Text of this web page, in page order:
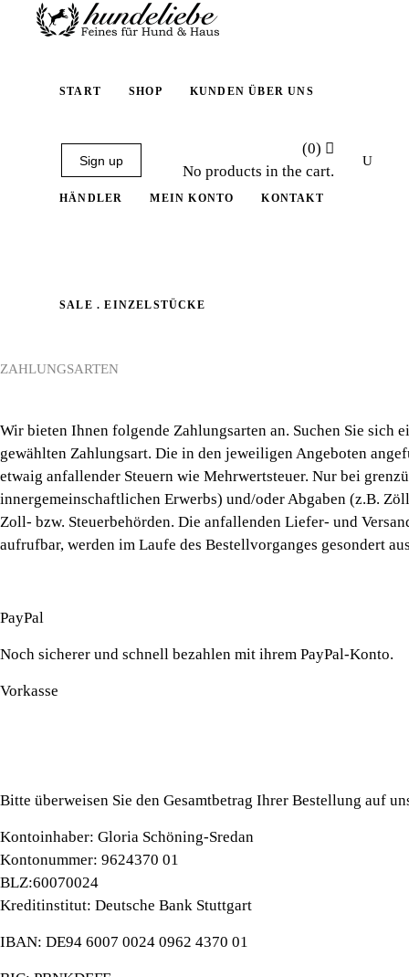
START SHOP KUNDEN ÜBER UNS
HÄNDLER MEIN KONTO KONTAKT
SALE . EINZELSTÜCKE
Sign up
(0)
No products in the cart.
ZAHLUNGSARTEN
Wir bieten Ihnen folgende Zahlungsarten an. Suchen Sie sich
gewählten Zahlungsart. Die in den jeweiligen Angeboten
etwaig anfallender Steuern wie Mehrwertsteuer. Nur bei
innergemeinschaftlichen Erwerbs) und/oder Abgaben (z.B.
Zoll- bzw. Steuerbehörden. Die anfallenden Liefer- und
aufrufbar, werden im Laufe des Bestellvorganges gesondert
PayPal
Noch sicherer und schnell bezahlen mit ihrem PayPal-Konto.
Vorkasse
Bitte überweisen Sie den Gesamtbetrag Ihrer Bestellung auf
Kontoinhaber: Gloria Schöning-Sredan
Kontonummer: 9624370 01
BLZ:60070024
Kreditinstitut: Deutsche Bank Stuttgart
IBAN: DE94 6007 0024 0962 4370 01